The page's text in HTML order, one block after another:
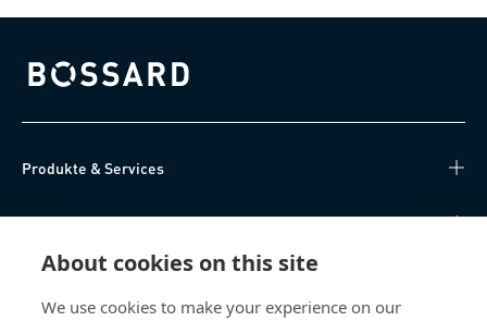
About cookies on this site
We use cookies to make your experience on our
Bossard homepage
Produkte & Services
Wissen